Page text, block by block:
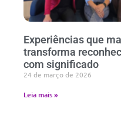
Experiências que
transforma
com significado
24 de março de 2026
Leia mais »